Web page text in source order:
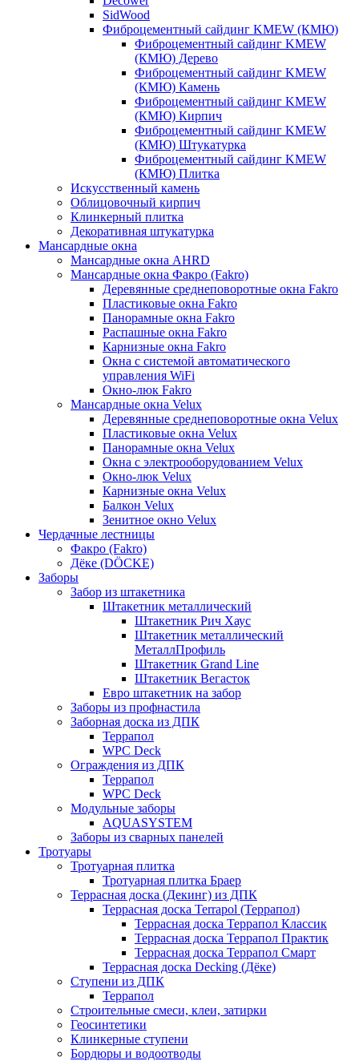
SidWood
Фиброцементный сайдинг KMEW (КМЮ)
Фиброцементный сайдинг KMEW
(КМЮ) Дерево
Фиброцементный сайдинг KMEW
(КМЮ) Камень
Фиброцементный сайдинг KMEW
(КМЮ) Кирпич
Фиброцементный сайдинг KMEW
(КМЮ) Штукатурка
Фиброцементный сайдинг KMEW
(КМЮ) Плитка
Искусственный камень
Облицовочный кирпич
Клинкерный плитка
Декоративная штукатурка
Мансардные окна
Мансардные окна AHRD
Мансардные окна Факро (Fakro)
Деревянные среднеповоротные окна Fakro
Пластиковые окна Fakro
Панорамные окна Fakro
Распашные окна Fakro
Карнизные окна Fakro
Окна с системой автоматического
управления WiFi
Окно-люк Fakro
Мансардные окна Velux
Деревянные среднеповоротные окна Velux
Пластиковые окна Velux
Панорамные окна Velux
Окна с электрооборудованием Velux
Окно-люк Velux
Карнизные окна Velux
Балкон Velux
Зенитное окно Velux
Чердачные лестницы
Факро (Fakro)
Дёке (DÖCKE)
Заборы
Забор из штакетника
Штакетник металлический
Штакетник Рич Хаус
Штакетник металлический
МеталлПрофиль
Штакетник Grand Line
Штакетник Вегасток
Евро штакетник на забор
Заборы из профнастила
Заборная доска из ДПК
Террапол
WPC Deck
Ограждения из ДПК
Террапол
WPC Deck
Модульные заборы
AQUASYSTEM
Заборы из сварных панелей
Тротуары
Тротуарная плитка
Тротуарная плитка Браер
Террасная доска (Декинг) из ДПК
Террасная доска Terrapol (Террапол)
Террасная доска Террапол Классик
Террасная доска Террапол Практик
Террасная доска Террапол Смарт
Террасная доска Decking (Дёке)
Ступени из ДПК
Террапол
Строительные смеси, клеи, затирки
Геосинтетики
Клинкерные ступени
Бордюры и водоотводы